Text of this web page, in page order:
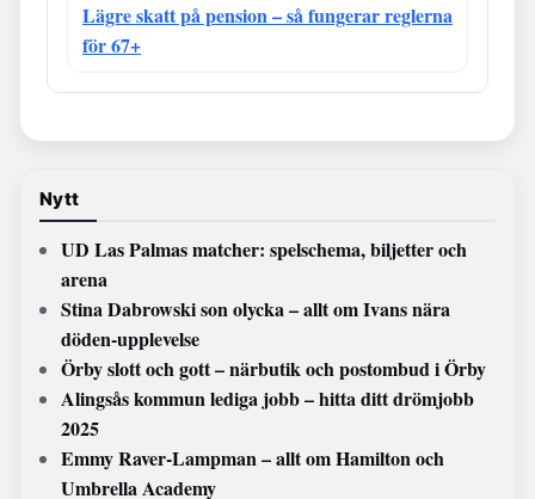
Lägre skatt på pension – så fungerar reglerna
för 67+
Nytt
UD Las Palmas matcher: spelschema, biljetter och
arena
Stina Dabrowski son olycka – allt om Ivans nära
döden-upplevelse
Örby slott och gott – närbutik och postombud i Örby
Alingsås kommun lediga jobb – hitta ditt drömjobb
2025
Emmy Raver-Lampman – allt om Hamilton och
Umbrella Academy